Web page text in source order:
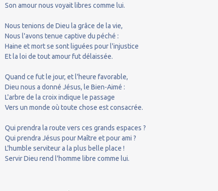
Son amour nous voyait libres comme lui.
Nous tenions de Dieu la grâce de la vie,
Nous l'avons tenue captive du péché :
Haine et mort se sont liguées pour l'injustice
Et la loi de tout amour fut délaissée.
Quand ce fut le jour, et l'heure favorable,
Dieu nous a donné Jésus, le Bien-Aimé :
L'arbre de la croix indique le passage
Vers un monde où toute chose est consacrée.
Qui prendra la route vers ces grands espaces ?
Qui prendra Jésus pour Maître et pour ami ?
L'humble serviteur a la plus belle place !
Servir Dieu rend l'homme libre comme lui.